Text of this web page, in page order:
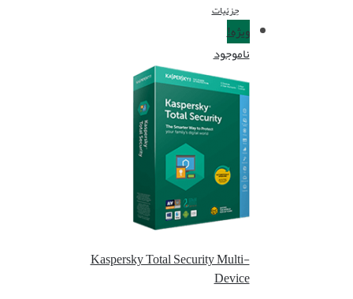
جزئیات
ویژه!
ناموجود
Kaspersky Total Security Multi-
Device